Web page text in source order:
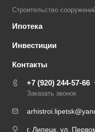
Строительство
Ипотека
Инвестиции
Контакты
+7 (920) 244-57-66
Заказать звонок
г. Липецк, ул.